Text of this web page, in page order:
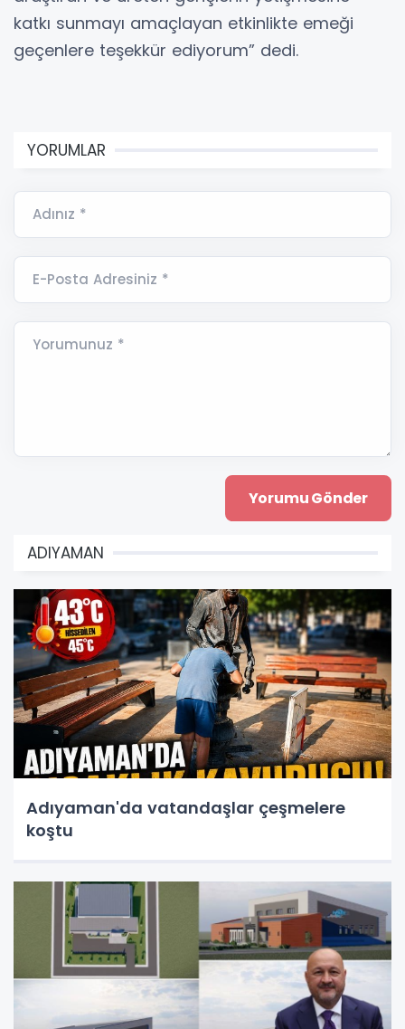
katkı sunmayı amaçlayan etkinlikte emeği
geçenlere teşekkür ediyorum” dedi.
YORUMLAR
Adınız *
E-Posta Adresiniz *
Yorumunuz *
ADIYAMAN
Adıyaman'da vatandaşlar çeşmelere
koştu